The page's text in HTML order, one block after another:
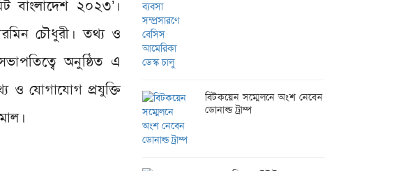
বাংলাদেশ ২০২৩’।
চৌধুরী। তথ্য ও
অনুষ্ঠিত এ
ও যোগাযোগ প্রযুক্তি
বিটকয়েন সম্মেলনে অংশ নেবেন
ডোনাল্ড ট্রাম্প